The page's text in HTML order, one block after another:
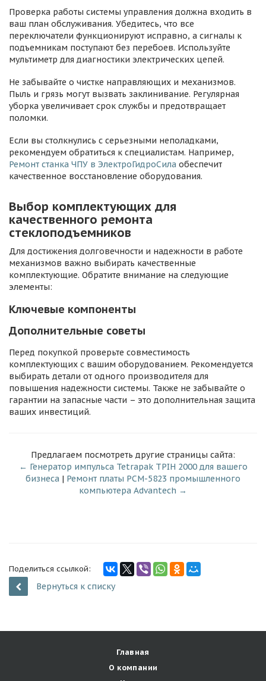
Проверка работы системы управления должна входить в
ваш план обслуживания. Убедитесь, что все
переключатели функционируют исправно, а сигналы к
подъемникам поступают без перебоев. Используйте
мультиметр для диагностики электрических цепей.
Не забывайте о чистке направляющих и механизмов.
Пыль и грязь могут вызвать заклинивание. Регулярная
уборка увеличивает срок службы и предотвращает
поломки.
Если вы столкнулись с серьезными неполадками,
рекомендуем обратиться к специалистам. Например,
Ремонт станка ЧПУ в ЭлектроГидроСила обеспечит
качественное восстановление оборудования.
Выбор комплектующих для
качественного ремонта
стеклоподъемников
Для достижения долговечности и надежности в работе
механизмов важно выбирать качественные
комплектующие. Обратите внимание на следующие
элементы:
Ключевые компоненты
Дополнительные советы
Перед покупкой проверьте совместимость
комплектующих с вашим оборудованием. Рекомендуется
выбирать детали от одного производителя для
повышения надежности системы. Также не забывайте о
гарантии на запасные части – это дополнительная защита
ваших инвестиций.
Предлагаем посмотреть другие страницы сайта:
← Генератор импульса Tetrapak TPIH 2000 для вашего
бизнеса | Ремонт платы PCM-5823 промышленного
компьютера Advantech →
Поделиться ссылкой:
Вернуться к списку
Главная
О компании